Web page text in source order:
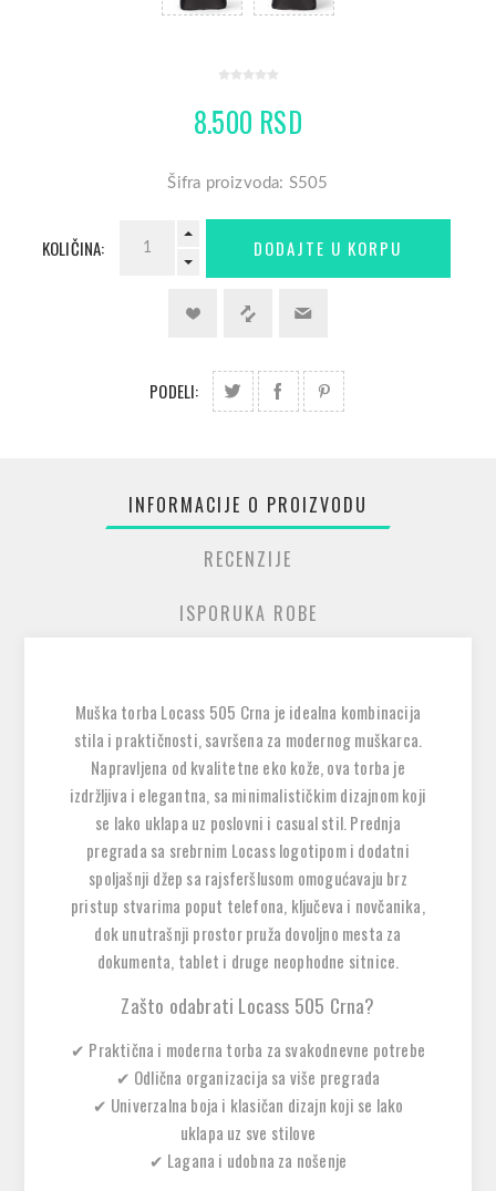
8.500 RSD
Šifra proizvoda: S505
KOLIČINA:
PODELI:
INFORMACIJE O PROIZVODU
RECENZIJE
ISPORUKA ROBE
Muška torba Locass 505 Crna je idealna kombinacija
stila i praktičnosti, savršena za modernog muškarca.
Napravljena od kvalitetne eko kože, ova torba je
izdržljiva i elegantna, sa minimalističkim dizajnom koji
se lako uklapa uz poslovni i casual stil. Prednja
pregrada sa srebrnim Locasslogotipom i dodatni
spoljašnji džep sa rajsferšlusom omogućavaju brz
pristup stvarima poput telefona, ključeva i novčanika,
dok unutrašnji prostor pruža dovoljno mesta za
dokumenta, tablet i druge neophodne sitnice.
Zašto odabrati Locass 505 Crna?
✔ Praktična i moderna torba za svakodnevne potrebe
✔ Odlična organizacija sa više pregrada
✔ Univerzalna boja i klasičan dizajn koji se lako
uklapa uz sve stilove
✔ Lagana i udobna za nošenje